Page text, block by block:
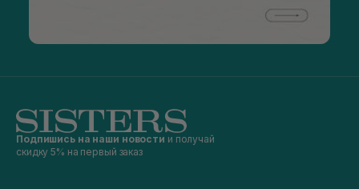
Подпишись на наши новости и получай
скидку 5% на первый заказ